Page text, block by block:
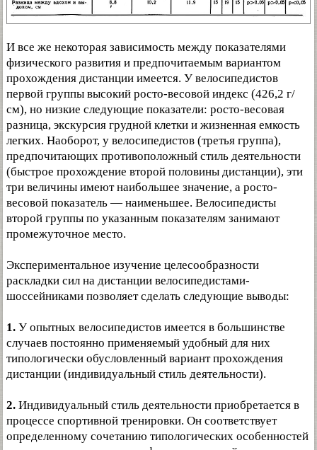
И все же некоторая зависимость между показателями
физического развития и предпочитаемым вариантом
прохождения дистанции имеется. У велосипедистов
первой группы высокий росто-весовой индекс (426,2 г/
см), но низкие следующие показатели: росто-весовая
разница, экскурсия грудной клетки и жизненная емкость
легких. Наоборот, у велосипедистов (третья группа),
предпочитающих противоположный стиль деятельности
(быстрое прохождение второй половины дистанции), эти
три величины имеют наибольшее значение, а росто-
весовой показатель — наименьшее. Велосипедисты
второй группы по указанным показателям занимают
промежуточное место.
Экспериментальное изучение целесообразности
раскладки сил на дистанции велосипедистами-
шоссейниками позволяет сделать следующие выводы:
1. У опытных велосипедистов имеется в большинстве
случаев постоянно применяемый удобный для них
типологически обусловленный вариант прохождения
дистанции (индивидуальный стиль деятельности).
2. Индивидуальный стиль деятельности приобретается в
процессе спортивной тренировки. Он соответствует
определенному сочетанию типологических особенностей